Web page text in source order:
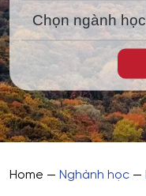
Home — Nghành học —